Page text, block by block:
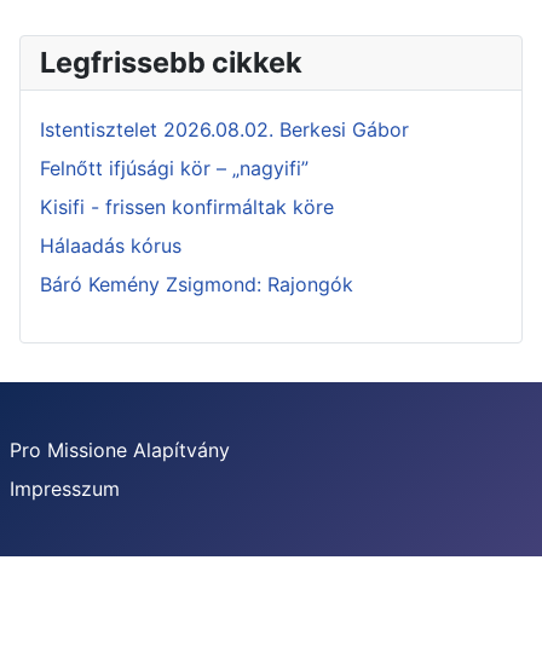
Legfrissebb cikkek
Istentisztelet 2026.08.02. Berkesi Gábor
Felnőtt ifjúsági kör – „nagyifi”
Kisifi - frissen konfirmáltak köre
Hálaadás kórus
Báró Kemény Zsigmond: Rajongók
Pro Missione Alapítvány
Impresszum